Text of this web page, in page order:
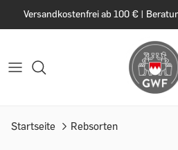
Versandkostenfrei ab 100 € |
Startseite Rebsorten